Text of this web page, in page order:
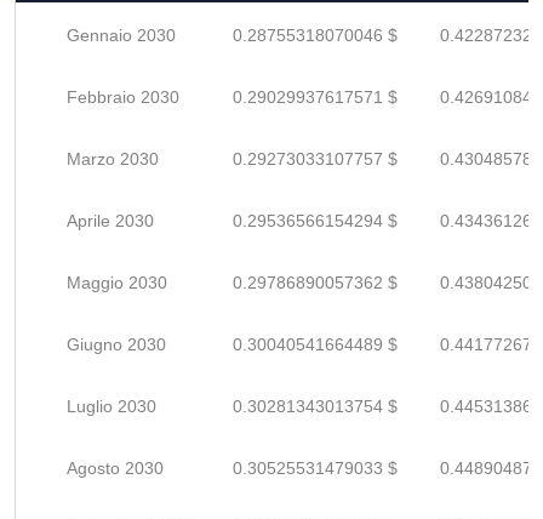
Gennaio 2030 0.28755318070046 $
Febbraio 2030 0.29029937617571 $
Marzo 2030 0.29273033107757 $
Aprile 2030 0.29536566154294 $
Maggio 2030 0.29786890057362 $
Giugno 2030 0.30040541664489 $
Luglio 2030 0.30281343013754 $
Agosto 2030 0.30525531479033 $